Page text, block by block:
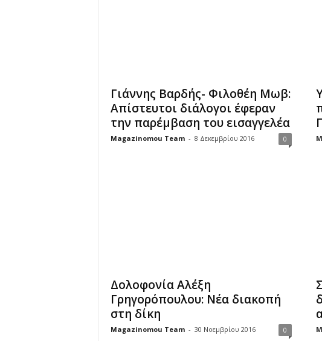
Γιάννης Βαρδής- Φιλοθέη Μωβ:
Απίστευτοι διάλογοι έφεραν
την παρέμβαση του εισαγγελέα
Magazinomou Team - 8 Δεκεμβρίου 2016 0
Δολοφονία Αλέξη
Γρηγορόπουλου: Νέα διακοπή
στη δίκη
Magazinomou Team - 30 Νοεμβρίου 2016 0